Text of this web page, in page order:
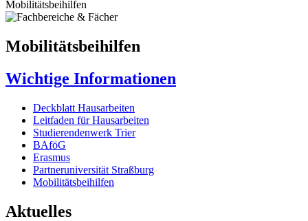
Mobilitätsbeihilfen
Mobilitätsbeihilfen
Wichtige Informationen
Deckblatt Hausarbeiten
Leitfaden für Hausarbeiten
Studierendenwerk Trier
BAföG
Erasmus
Partneruniversität Straßburg
Mobilitätsbeihilfen
Aktuelles